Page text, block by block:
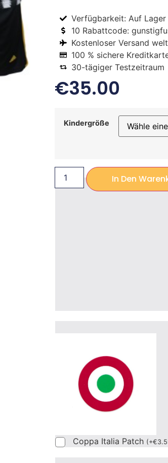
Verfügbarkeit: Auf Lager
10 Rabattcode:
Kostenloser Versand
100 % sichere
30-tägiger Testzeitraum
€35.00
Kindergröße
In Den
Coppa Italia Patch (+€